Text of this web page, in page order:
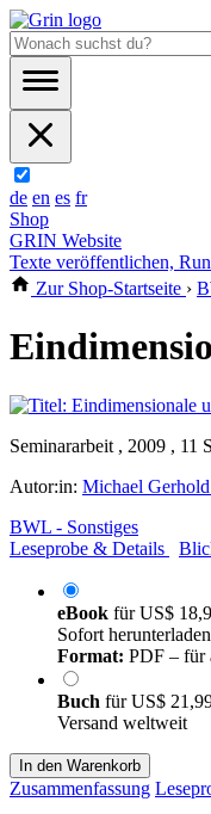
de en es fr
Shop
GRIN Website
Texte veröffentlichen,
Zur Shop-Startseite ›
Seminararbeit , 2009 , 11
Autor:in: Michael
BWL - Sonstiges
Leseprobe & Details
eBook fürUS$
Sofort
Format: PDF – für
Buch fürUS$
Versand weltweit
In den Warenkorb
Zusammenfassung